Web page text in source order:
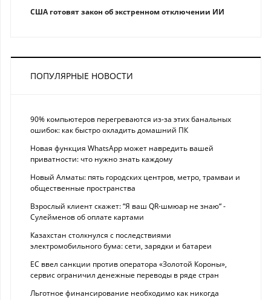
США готовят закон об экстренном отключении ИИ
ПОПУЛЯРНЫЕ НОВОСТИ
90% компьютеров перегреваются из-за этих банальных
ошибок: как быстро охладить домашний ПК
Новая функция WhatsApp может навредить вашей
приватности: что нужно знать каждому
Новый Алматы: пять городских центров, метро, трамваи и
общественные пространства
Взрослый клиент скажет: “Я ваш QR-шмюар не знаю“ -
Сулейменов об оплате картами
Казахстан столкнулся с последствиями
электромобильного бума: сети, зарядки и батареи
ЕС ввел санкции против оператора «Золотой Короны»,
сервис ограничил денежные переводы в ряде стран
Льготное финансирование необходимо как никогда